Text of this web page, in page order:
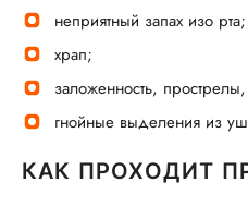
неприятный запах изо рта;
храп;
заложенность,
гнойные выделения из
КАК ПРОХОДИТ